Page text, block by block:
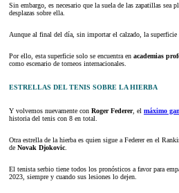
Sin embargo, es necesario que la suela de las zapatillas sea
desplazas sobre ella.
Aunque al final del día, sin importar el calzado, la superficie
Por ello, esta superficie solo se encuentra en academias
como escenario de torneos internacionales.
ESTRELLAS DEL TENIS SOBRE LA HIERBA
Y volvemos nuevamente con Roger Federer, el máximo
historia del tenis con 8 en total.
Otra estrella de la hierba es quien sigue a Federer en el
de Novak Djokovic.
El tenista serbio tiene todos los pronósticos a favor para
2023, siempre y cuando sus lesiones lo dejen.